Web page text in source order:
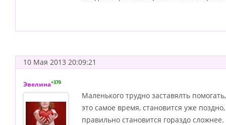
10 Мая 2013 20:09:21
Эвелина+370
Маленького трудно заставялть
это самое время, становится уже
правильно становится гораздо сложнее.